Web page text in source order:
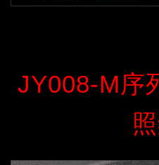
JY008-M序